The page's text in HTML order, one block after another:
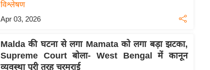
विश्लेषण
Apr 03, 2026
Malda की घटना से लगा Mamata को लगा बड़ा झटका,
Supreme Court बोला- West Bengal में कानून
व्यवस्था पूरी तरह चरमराई